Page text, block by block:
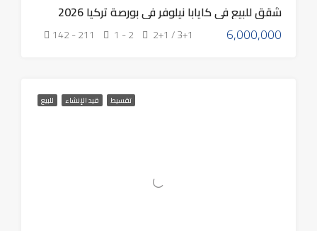
شقق للبيع في كايابا نيلوفر في بورصة تركيا 2026
6,000,000
2+1 / 3+1
1 - 2
142 - 211
تقسيط قيد الإنشاء للبيع